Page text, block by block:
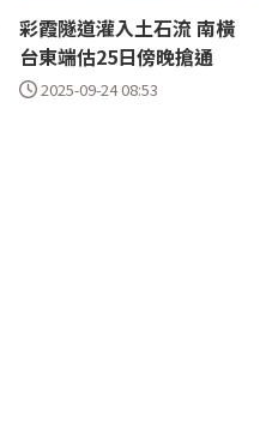
彩霞隧道灌入土石流 南橫
台東端估25日傍晚搶通
2025-09-24 08:53